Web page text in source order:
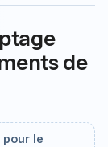
de
le